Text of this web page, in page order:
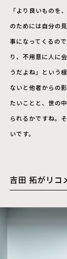
「より良いものを
のためには自分の
事になってくるの
り、不用意に人に
うだよね」という
ないと他者からの
たいことと、世の
られるかですね。
いです。
吉田 拓がリコ